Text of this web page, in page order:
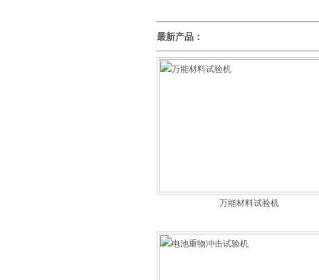
最新产品：
万能材料试验机